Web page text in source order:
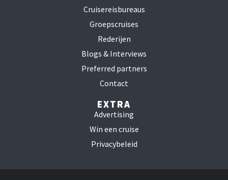
Cruisereisbureaus
Groepscruises
Rederijen
Blogs & Interviews
Preferred partners
Contact
EXTRA
Advertising
Win een cruise
Privacybeleid